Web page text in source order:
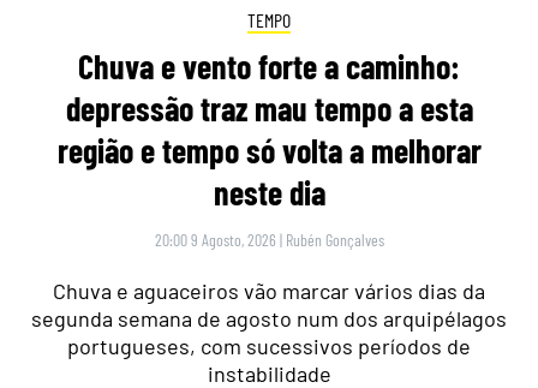
TEMPO
Chuva e vento forte a caminho:
depressão traz mau tempo a esta
região e tempo só volta a melhorar
neste dia
20:00 9 Agosto, 2026 | Rubén Gonçalves
Chuva e aguaceiros vão marcar vários dias da
segunda semana de agosto num dos arquipélagos
portugueses, com sucessivos períodos de
instabilidade